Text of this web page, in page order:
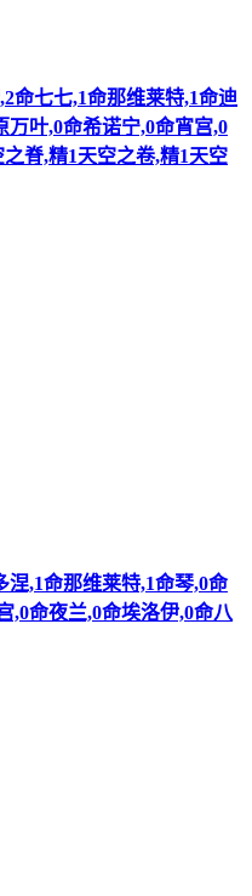
命七七,1命那维莱特,1命迪
万叶,0命希诺宁,0命宵宫,0
脊,精1天空之卷,精1天空
涅,1命那维莱特,1命琴,0命
,0命夜兰,0命埃洛伊,0命八